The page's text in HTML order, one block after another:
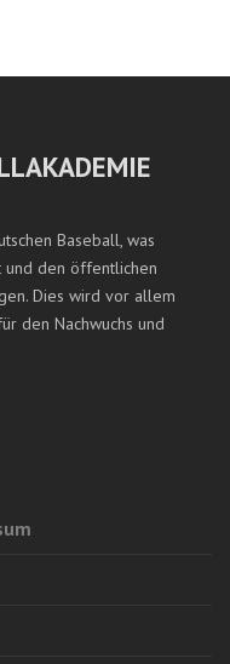
Baseball, was
und den öffentlichen
Dies wird vor allem
den Nachwuchs und